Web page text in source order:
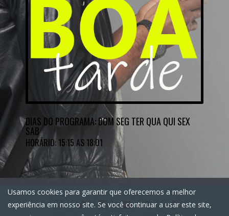
DIAS DO PROGRAMA: DOM SEG TER QUA QUI SEX
SAB
HORÁRIO: 15:15 AS 18:01
Usamos cookies para garantir que oferecemos a melhor
experiência em nosso site. Se você continuar a usar este site,